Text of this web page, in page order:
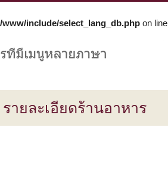
include/select_lang_db.php on line
รายละเอียดร้านอาหาร